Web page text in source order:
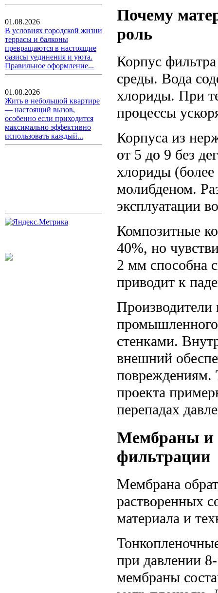
01.08.2026
В условиях городской жизни
террасы и балконы
превращаются в настоящие
оазисы уединения и уюта.
Правильное оформление...
01.08.2026
Жить в небольшой квартире
— настоящий вызов,
особенно если приходится
максимально эффективно
использовать каждый...
Почему
роль
Корпус
среды. Вода
хлориды. При
процессы
Корпуса из
от 5 до 9 без
хлориды
молибденом.
эксплуатации
Композитные
40%, но
2 мм способна
приводит к
Производители
стенками.
внешний
повреждениям.
проекта
перепадах
Мембраны и
фильтрации
Мембрана
растворенных
материала и
при давлении
мембраны